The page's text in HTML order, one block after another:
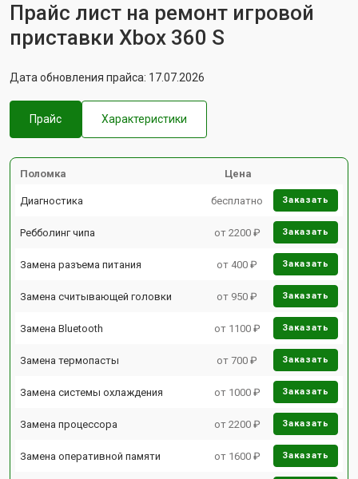
Прайс лист на ремонт игровой
приставки Xbox 360 S
Дата обновления прайса: 17.07.2026
Прайс Характеристики
Поломка Цена
Диагностика бесплатно Заказать
Ребболинг чипа от 2200 ₽ Заказать
Замена разъема питания от 400 ₽ Заказать
Замена считывающей головки от 950 ₽ Заказать
Замена Bluetooth от 1100 ₽ Заказать
Замена термопасты от 700 ₽ Заказать
Замена системы охлаждения от 1000 ₽ Заказать
Замена процессора от 2200 ₽ Заказать
Замена оперативной памяти от 1600 ₽ Заказать